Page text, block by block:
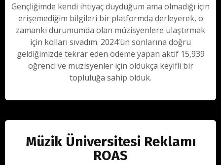
Gençliğimde kendi ihtiyaç duyduğum ama olmadığı için
erişemediğim bilgileri bir platformda derleyerek, o
zamanki durumumda olan müzisyenlere ulaştırmak
için kolları sıvadım. 2024’ün sonlarına doğru
geldiğimizde tekrar eden ödeme yapan aktif 15,939
öğrenci ve müzisyenler için oldukça keyifli bir
topluluğa sahip olduk.
Müzik Üniversitesi Reklamı
ROAS